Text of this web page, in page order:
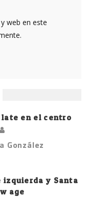
web en este
late en el centro
González
izquierda y Santa
age